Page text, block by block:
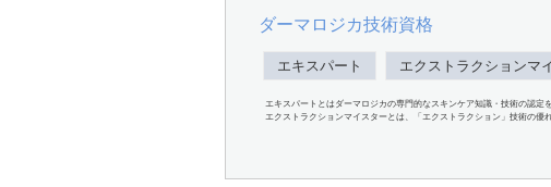
ダーマロジカ技術資格
エキスパート エクストラクションマ
エキスパートとはダーマロジカの専門的なスキンケア知識・技術の認定
エクストラクションマイスターとは、「エクストラクション」技術の優